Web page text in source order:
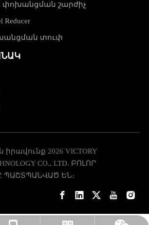
շարժիչ
Reducer
տուփ
իրավունք 2026 VICTORY
CO., LTD. ԲՈԼՈՐ
ՊԱՇՏՊԱՆՎԱԾ ԵՆ։